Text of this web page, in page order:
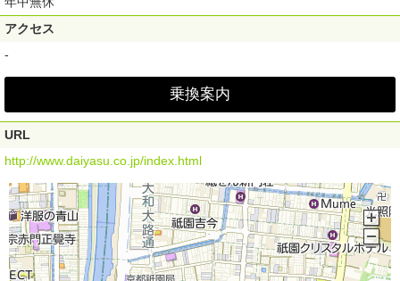
アクセス
-
乗換案内
URL
http://www.daiyasu.co.jp/index.html